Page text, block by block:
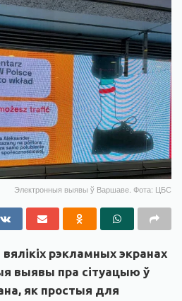
Электронныя выявы ў Варшаве. Фота: ЦБС
рэкламных экранах
выявы пра сітуацыю ў
як простыя для